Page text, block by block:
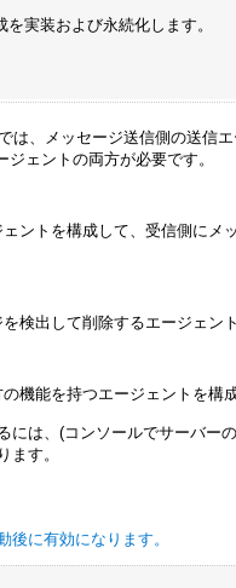
実装および永続化します。
は、メッセージ送信側の送信
ェントの両方が必要です。
ントを構成して、受信側に
検出して削除するエージェン
機能を持つエージェントを構成
は、(コンソールでサーバー
ます。
に有効になります。